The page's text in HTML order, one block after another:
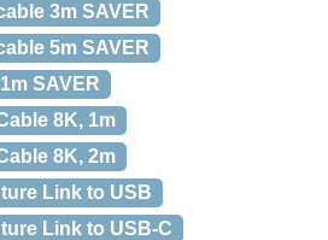
3m SAVER
5m SAVER
SAVER
8K, 1m
8K, 2m
Link to USB
Link to USB-C